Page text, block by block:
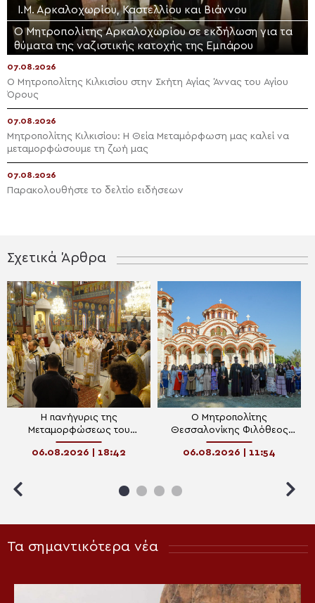
Ι.Μ. Αρκαλοχωρίου, Καστελλίου και Βιάννου
Ο Μητροπολίτης Αρκαλοχωρίου σε εκδήλωση για τα
θύματα της ναζιστικής κατοχής της Εμπάρου
07.08.2026
Ο Μητροπολίτης Κιλκισίου στην Σκήτη Αγίας Άννας του Αγίου
Όρους
07.08.2026
Μητροπολίτης Κιλκισίου: Η Θεία Μεταμόρφωση μας καλεί να
μεταμορφώσουμε τη ζωή μας
07.08.2026
Παρακολουθήστε το δελτίο ειδήσεων
Σχετικά Άρθρα
Η πανήγυρις της
Μεταμορφώσεως του
Σωτήρος στη Θεσσαλονίκη
06.08.2026 | 18:42
Ο Μητροπολίτης
Θεσσαλονίκης Φιλόθεος
στην Κατασκήνωση
«ΘΕΟΣΚΕΠΑΣΤΗ»
06.08.2026 | 11:54
Τα σημαντικότερα νέα